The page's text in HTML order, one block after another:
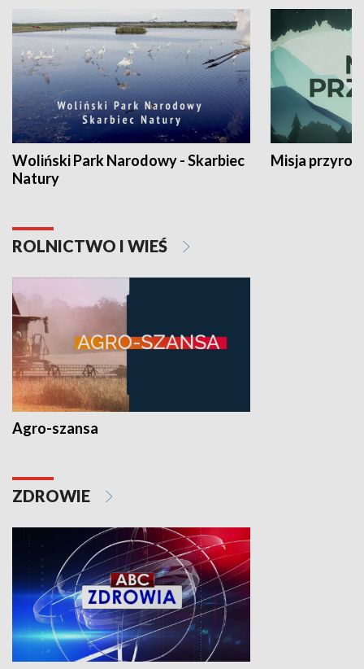
Woliński Park Narodowy - Skarbiec
Natury
Misja
ROLNICTWO I WIEŚ
Agro-szansa
ZDROWIE